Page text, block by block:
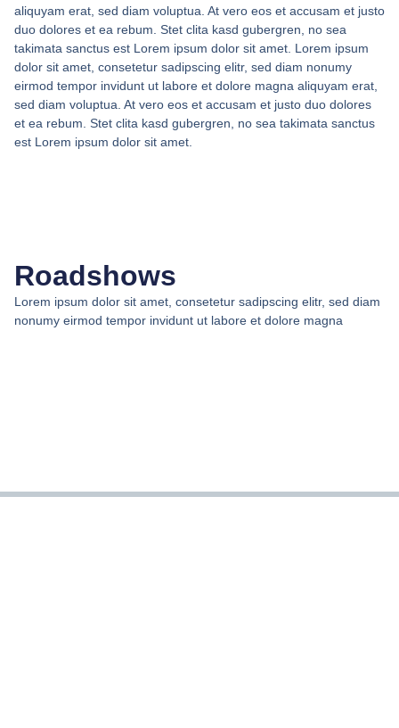
aliquyam erat, sed diam voluptua. At vero eos et accusam et justo
duo dolores et ea rebum. Stet clita kasd gubergren, no sea
takimata sanctus est Lorem ipsum dolor sit amet. Lorem ipsum
dolor sit amet, consetetur sadipscing elitr, sed diam nonumy
eirmod tempor invidunt ut labore et dolore magna aliquyam erat,
sed diam voluptua. At vero eos et accusam et justo duo dolores
et ea rebum. Stet clita kasd gubergren, no sea takimata sanctus
est Lorem ipsum dolor sit amet.
Roadshows
Lorem ipsum dolor sit amet, consetetur sadipscing elitr, sed diam
nonumy eirmod tempor invidunt ut labore et dolore magna